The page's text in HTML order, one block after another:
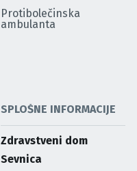
Protibolečinska
ambulanta
SPLOŠNE INFORMACIJE
Zdravstveni dom
Sevnica